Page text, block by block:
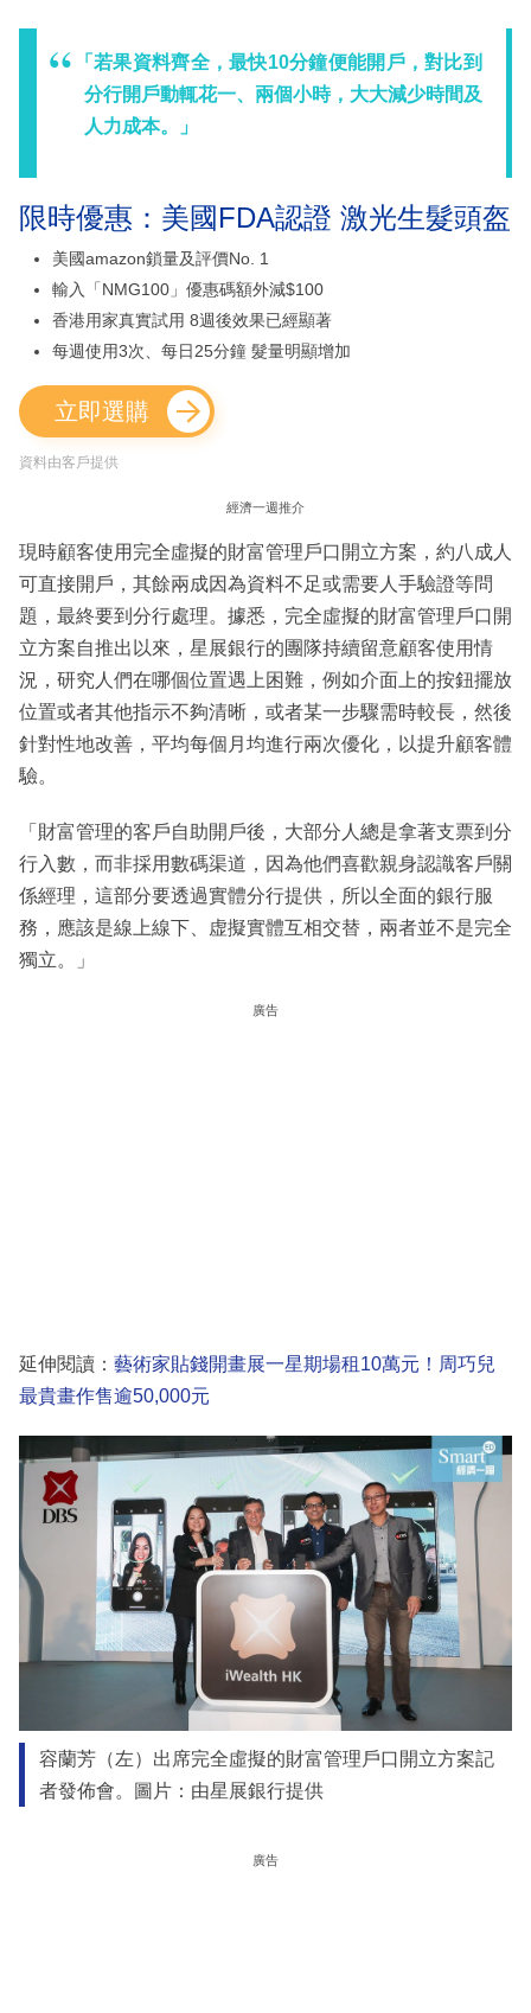
「若果資料齊全，最快10分鐘便能開戶，對比到
分行開戶動輒花一、兩個小時，大大減少時間及
人力成本。」
限時優惠：美國FDA認證 激光生髮頭盔
美國amazon鎖量及評價No. 1
輸入「NMG100」優惠碼額外減$100
香港用家真實試用 8週後效果已經顯著
每週使用3次、每日25分鐘 髮量明顯增加
立即選購
資料由客戶提供
經濟一週推介
現時顧客使用完全虛擬的財富管理戶口開立方案，約八成人
可直接開戶，其餘兩成因為資料不足或需要人手驗證等問
題，最終要到分行處理。據悉，完全虛擬的財富管理戶口開
立方案自推出以來，星展銀行的團隊持續留意顧客使用情
況，研究人們在哪個位置遇上困難，例如介面上的按鈕擺放
位置或者其他指示不夠清晰，或者某一步驟需時較長，然後
針對性地改善，平均每個月均進行兩次優化，以提升顧客體
驗。
「財富管理的客戶自助開戶後，大部分人總是拿著支票到分
行入數，而非採用數碼渠道，因為他們喜歡親身認識客戶關
係經理，這部分要透過實體分行提供，所以全面的銀行服
務，應該是線上線下、虚擬實體互相交替，兩者並不是完全
獨立。」
廣告
延伸閱讀： 藝術家貼錢開畫展一星期場租10萬元！周巧兒
最貴畫作售逾50,000元
容蘭芳（左）出席完全虛擬的財富管理戶口開立方案記
者發佈會。圖片：由星展銀行提供
廣告